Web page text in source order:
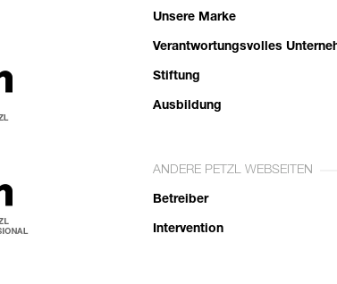
Unsere Marke
Verantwortungsvolles
Stiftung
Ausbildung
ANDERE PETZL WEBSEITEN
Betreiber
Intervention